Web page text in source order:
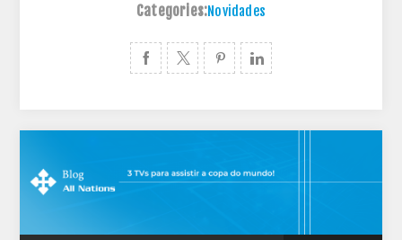
Categories:Novidades